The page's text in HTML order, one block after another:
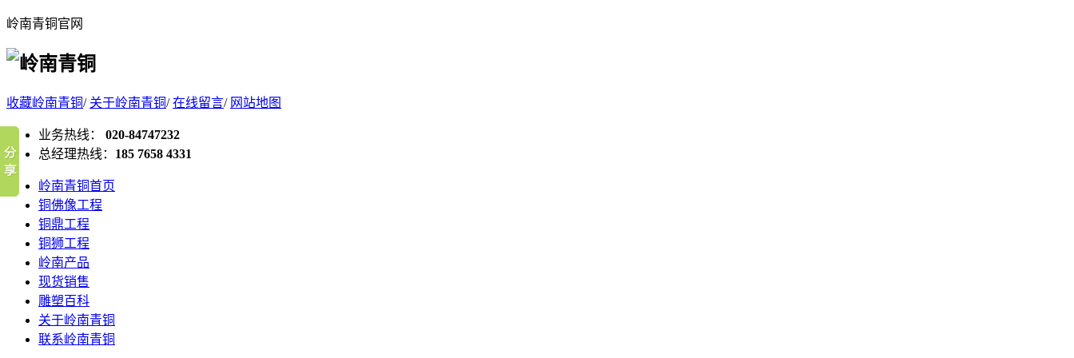
岭南青铜官网
收藏岭南青铜/ 关于岭南青铜/在线留言/ 网站地图
业务热线： 020-84747232
总经理热线： 185 7658 4331
岭南青铜首页
铜佛像工程
铜鼎工程
铜狮工程
岭南产品
现货销售
雕塑百科
关于岭南青铜
联系岭南青铜